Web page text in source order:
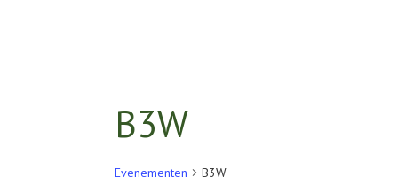
B3W
Evenementen B3W